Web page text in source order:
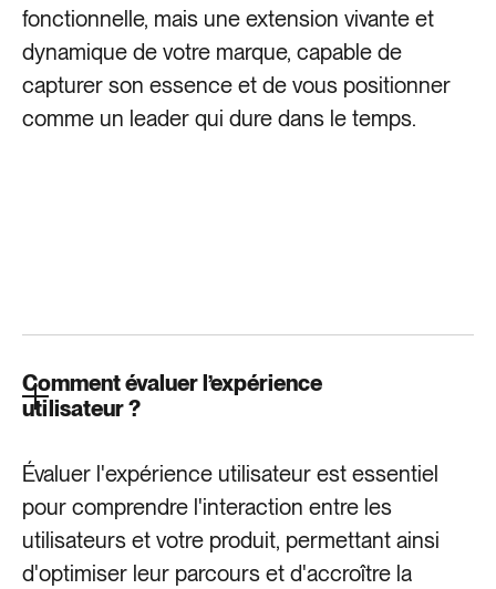
fonctionnelle, mais une extension vivante et
dynamique de votre marque, capable de
capturer son essence et de vous positionner
comme un leader qui dure dans le temps.
Comment évaluer l’expérience
utilisateur ?
Évaluer l'expérience utilisateur est essentiel
pour comprendre l'interaction entre les
utilisateurs et votre produit, permettant ainsi
d'optimiser leur parcours et d'accroître la